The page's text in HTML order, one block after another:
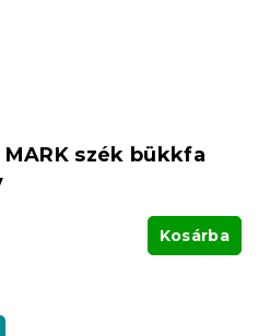
MARK szék bükkfa
Kosárba